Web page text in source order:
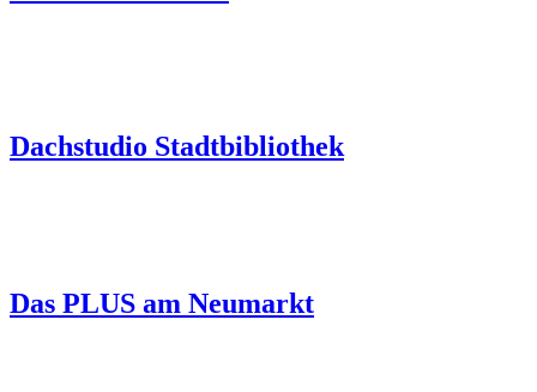
Dachstudio Stadtbibliothek
Das PLUS am Neumarkt